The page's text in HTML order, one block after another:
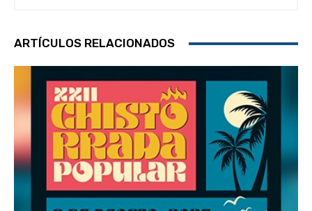
ARTÍCULOS RELACIONADOS